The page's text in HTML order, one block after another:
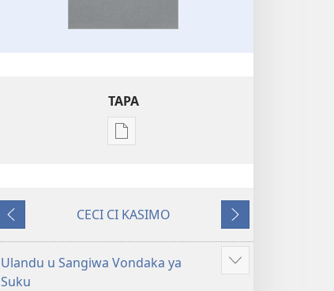
TAPA
Publication
li
Epongoluilo
Konyima
CECI CI KASIMO
Kovaso
Ulandu u Sangiwa Vondaka ya
Suku
Show